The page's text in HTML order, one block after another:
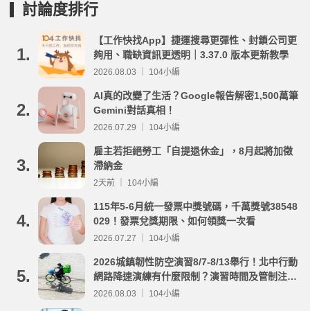
討論度排行
1.
【工作快找App】捷運搜尋更彈性、封鎖公司更
夠用、職缺資訊更透明｜3.37.0 版本更新教學
2026.08.03 ｜ 104小編
2.
AI真的改變了生活？Google報告解密1,500萬筆
Gemini對話真相！
2026.07.29 ｜ 104小編
3.
雇主若拒絕勞工「自提退休金」，8月起將加徵
滯納金
2天前 ｜ 104小編
4.
115年5-6月統一發票中獎號碼，千萬獎號38548
029！發票兌獎期限、如何領獎一次看
2026.07.27 ｜ 104小編
5.
2026城鎮韌性防空演習8/7-8/13舉行！北中行動
網路降速演練有什麼限制？演習時間及管制注意
事項整理
2026.08.03 ｜ 104小編